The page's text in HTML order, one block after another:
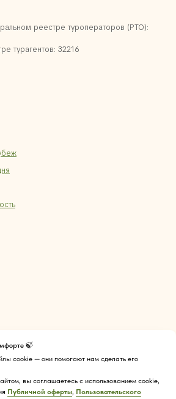
🍃
cookie — они помогают нам сделать его
вы соглашаетесь с использованием cookie,
Публичной оферты, Пользовательского
реестре туроператоров (РТО):
турагентов: 32216